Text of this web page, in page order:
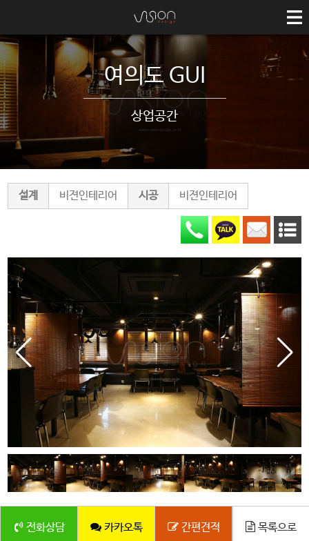
회사소개 COMPANY
ABOUT US
HISTORY
PARTNERS
SERVICE
LOCATION
포트폴리오
기업공간
전시 디스플레이 VISUAL MERCHANDISING
온라인 견적문의 ESTIMATE
여의도 GUI
상업공간
설계 비젼인테리어 시공 비젼인테리어
전화상담 카카오톡 간편견적 목록으로